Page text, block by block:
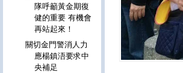
隊呼籲黃金期復
健的重要 有機會
再站起來！
關切金門警消人力
應楊鎮浯要求中
央補足